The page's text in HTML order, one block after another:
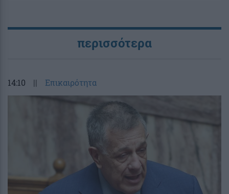
περισσότερα
14:10 || Επικαιρότητα